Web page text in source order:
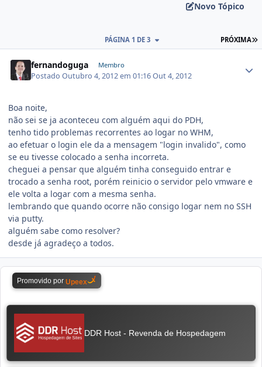
Novo Tópico
PRÓXIMA
PÁGINA 1 DE 3
fernandoguga Membro
PostadoOutubro 4, 2012 em 01:16Out 4, 2012
Boa noite,
não sei se ja aconteceu com alguém aqui do PDH,
tenho tido problemas recorrentes ao logar no WHM,
ao efetuar o login ele da a mensagem "login invalido", como
se eu tivesse colocado a senha incorreta.
cheguei a pensar que alguém tinha conseguido entrar e
trocado a senha root, porém reinicio o servidor pelo vmware e
ele volta a logar com a mesma senha.
lembrando que quando ocorre não consigo logar nem no SSH
via putty.
alguém sabe como resolver?
desde já agradeço a todos.